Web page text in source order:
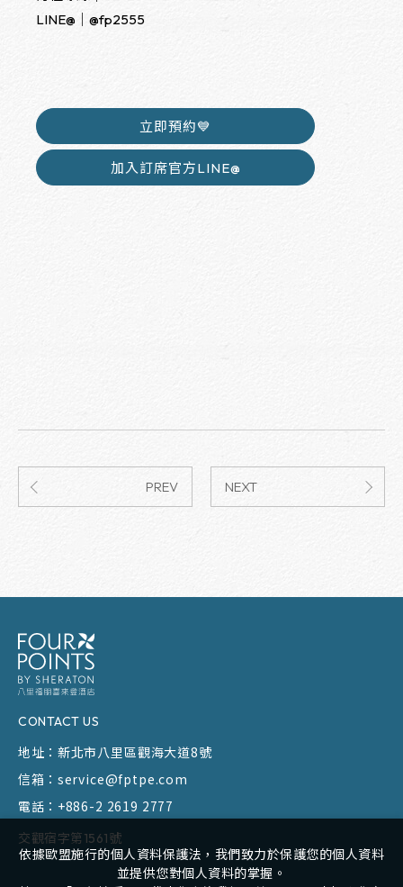
LINE@｜@fp2555
立即預約💙
加入訂席官方LINE@
PREV NEXT
CONTACT US
地址： 新北市八里區觀海大道8號
信箱： service@fptpe.com
電話： +886-2 2619 2777
交觀宿字第1561號
依據歐盟施行的個人資料保護法，我們致力於保護您的個人資料
並提供您對個人資料的掌握。